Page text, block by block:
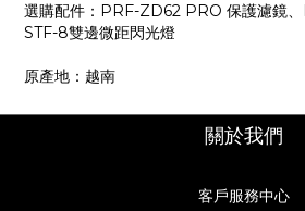
選購配件：PRF-ZD62 PRO 保護濾鏡、
STF-8雙邊微距閃光燈
原產地：越南
關於我們
客戶服務中心